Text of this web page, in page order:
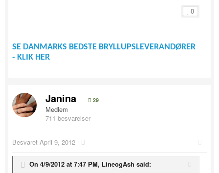
0
SE DANMARKS BEDSTE BRYLLUPSLEVERANDØRER
- KLIK HER
Janina 29
Medlem
711 besvarelser
Besvaret April 9, 2012 ·
On 4/9/2012 at 7:47 PM, LineogAsh said: